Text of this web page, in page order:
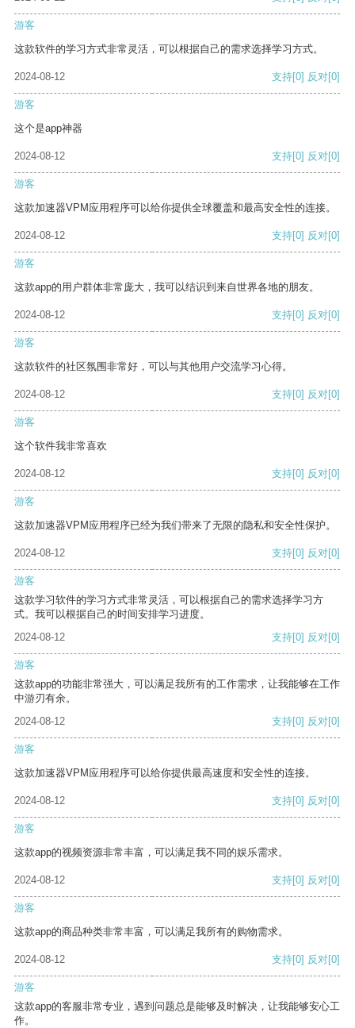
游客
这款软件的学习方式非常灵活，可以根据自己的需求选择学习方式。
2024-08-12 支持[0] 反对[0]
游客
这个是app神器
2024-08-12 支持[0] 反对[0]
游客
这款加速器VPM应用程序可以给你提供全球覆盖和最高安全性的连接。
2024-08-12 支持[0] 反对[0]
游客
这款app的用户群体非常庞大，我可以结识到来自世界各地的朋友。
2024-08-12 支持[0] 反对[0]
游客
这款软件的社区氛围非常好，可以与其他用户交流学习心得。
2024-08-12 支持[0] 反对[0]
游客
这个软件我非常喜欢
2024-08-12 支持[0] 反对[0]
游客
这款加速器VPM应用程序已经为我们带来了无限的隐私和安全性保护。
2024-08-12 支持[0] 反对[0]
游客
这款学习软件的学习方式非常灵活，可以根据自己的需求选择学习方
式。我可以根据自己的时间安排学习进度。
2024-08-12
支持[0] 反对[0]
游客
这款app的功能非常强大，可以满足我所有的工作需求，让我能够在工作
中游刃有余。
2024-08-12
支持[0] 反对[0]
游客
这款加速器VPM应用程序可以给你提供最高速度和安全性的连接。
2024-08-12 支持[0] 反对[0]
游客
这款app的视频资源非常丰富，可以满足我不同的娱乐需求。
2024-08-12 支持[0] 反对[0]
游客
这款app的商品种类非常丰富，可以满足我所有的购物需求。
2024-08-12 支持[0] 反对[0]
游客
这款app的客服非常专业，遇到问题总是能够及时解决，让我能够安心工
作。